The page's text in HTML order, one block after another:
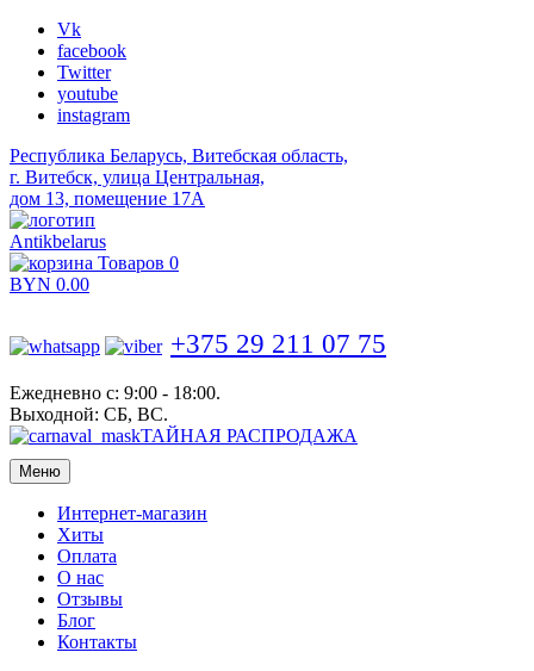
Vk
facebook
Twitter
youtube
instagram
Республика Беларусь, Витебская область,
г. Витебск, улица Центральная,
дом 13, помещение 17А
Antikbelarus
Товаров 0
BYN 0.00
+375 29 211 07 75
Ежедневно с: 9:00 - 18:00.
Выходной: СБ, ВС.
ТАЙНАЯ РАСПРОДАЖА
Меню
Интернет-магазин
Хиты
Оплата
О нас
Отзывы
Блог
Контакты